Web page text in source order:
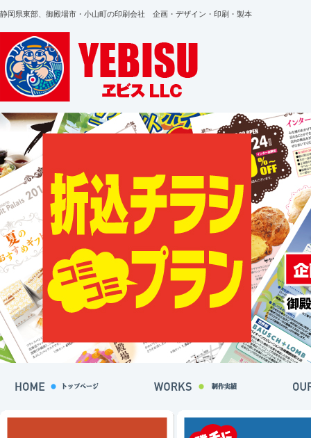
静岡県東部、御殿場市・小山町の印刷会社 企画・デザイン・印刷・製本